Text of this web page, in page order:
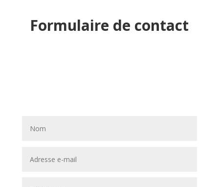
Formulaire de contact